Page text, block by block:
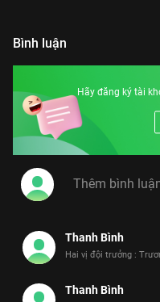
Bình luận
Hãy đăng ký tài
Thanh Bình
Hai vị đội trưởng :
Thanh Bình